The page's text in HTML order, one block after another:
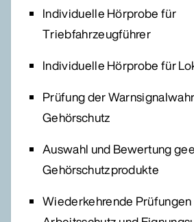
Individuelle Hörprobe für
Triebfahrzeugführer
Individuelle Hörprobe für
Prüfung der
Gehörschutz
Auswahl und Bewertung
Gehörschutzprodukte
Wiederkehrende Prüfungen